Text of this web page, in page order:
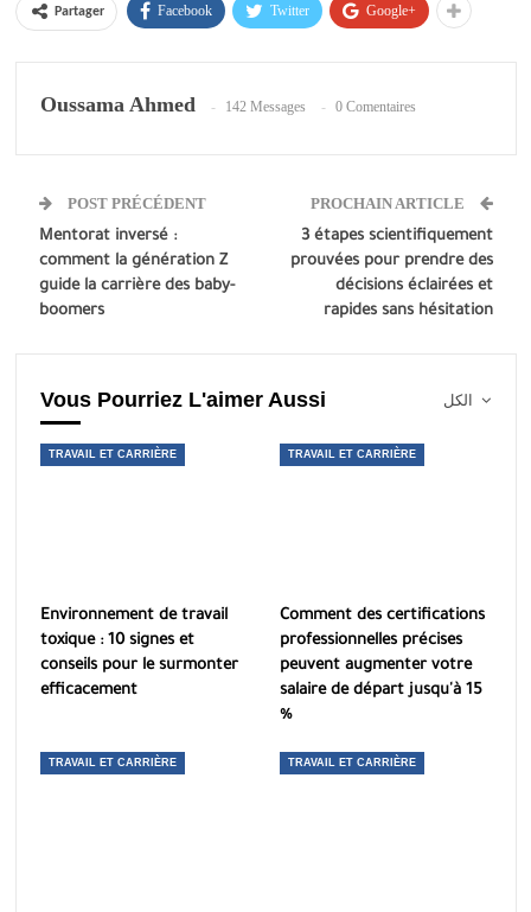
Partager Facebook Twitter Google+
Oussama Ahmed 142 Messages 0 Comentaires
POST PRÉCÉDENT
Mentorat inversé :
comment la génération Z
guide la carrière des baby-
boomers
PROCHAIN ARTICLE
3 étapes scientifiquement
prouvées pour prendre des
décisions éclairées et
rapides sans hésitation
Vous Pourriez L'aimer Aussi
TRAVAIL ET CARRIÈRE
Environnement de travail
toxique : 10 signes et
conseils pour le surmonter
efficacement
TRAVAIL ET CARRIÈRE
Comment des certifications
professionnelles précises
peuvent augmenter votre
salaire de départ jusqu'à 15
%
TRAVAIL ET CARRIÈRE TRAVAIL ET CARRIÈRE